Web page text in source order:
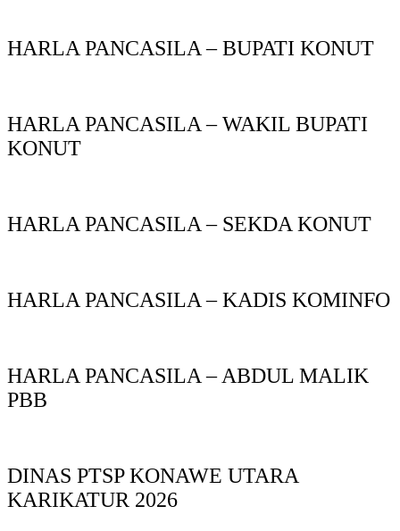
HARLA PANCASILA – BUPATI KONUT
HARLA PANCASILA – WAKIL BUPATI
KONUT
HARLA PANCASILA – SEKDA KONUT
HARLA PANCASILA – KADIS KOMINFO
HARLA PANCASILA – ABDUL MALIK
PBB
DINAS PTSP KONAWE UTARA
KARIKATUR 2026